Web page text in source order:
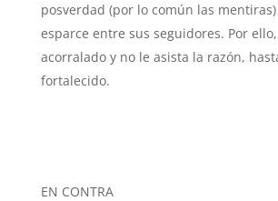
posverdad (por lo común las
esparce entre sus seguidores. Por
acorralado y no le asista la razón,
fortalecido.
EN CONTRA